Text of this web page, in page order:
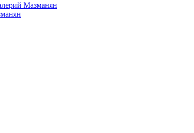
Мазманян